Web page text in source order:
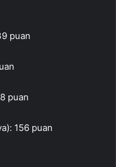
puan
puan
156 puan